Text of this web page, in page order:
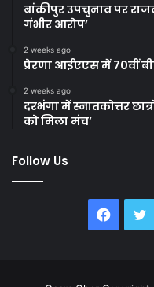
बांकीपुर उपचुनाव पर
गंभीर आरोप’
2 weeks ago
प्रेरणा आईएएस में 70वीं
2 weeks ago
दरभंगा में स्नातकोत्तर
को मिला मंच’
Follow Us